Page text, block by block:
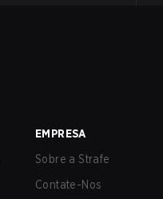
EMPRESA
Sobre a Strafe
Contate-Nos